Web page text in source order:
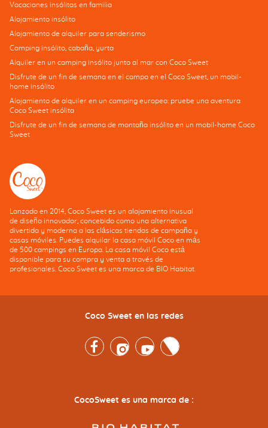
Vacaciones insólitas en familia
Alojamiento insólito
Alojamiento de alquiler para senderismo
Camping insólito, cabaña, yurta
Alquiler en un camping insólito junto al mar con Coco Sweet
Disfrute de un fin de semana en el campo en el Coco Sweet, un mobil-
home insólito
Alojamiento de alquiler en un camping europeo: pruebe una aventura
Coco Sweet insólita
Disfrute de un fin de semana de montaña insólito en un mobil-home Coco
Sweet
Lanzado en 2014, Coco Sweet es un alojamiento inusual
de diseño innovador, concebido como una alternativa
divertida y moderna a las clásicas tiendas de campaña y
casas móviles. Puedes alquilar la casa móvil Coco en más
de 500 campings en Europa. La casa móvil Coco está
disponible para su compra y venta a través de
profesionales. Coco Sweet es una marca de BIO Habitat.
Coco Sweet en las redes
FacebookInstagramYoutubeTwitter
CocoSweet es una marca de :